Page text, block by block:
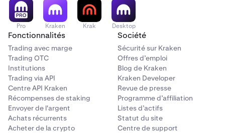
Pro Kraken Krak Desktop
Fonctionnalités
Trading avec marge
Trading OTC
Institutions
Trading via API
Centre API Kraken
Récompenses de staking
Envoyer de l'argent
Achats récurrents
Acheter de la crypto
Société
Sécurité sur Kraken
Offres d’emploi
Blog de Kraken
Kraken Developer
Revue de presse
Programme d’affiliation
Listes d’actifs
Statut du site
Centre de support